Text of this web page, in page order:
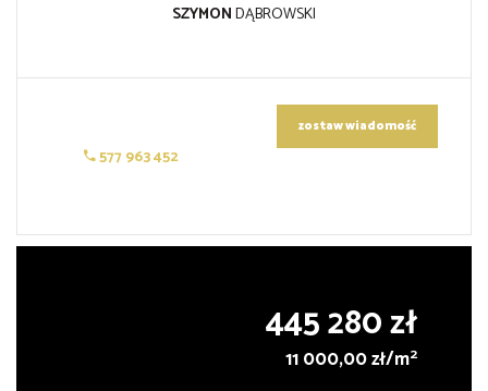
SZYMONDĄBROWSKI
577 963 452
zostaw wiadomość
445 280 zł
11 000,00 zł/m2